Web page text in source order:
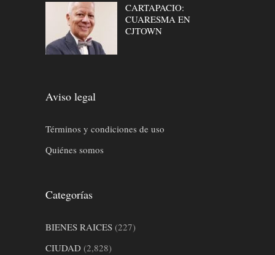
CARTAPACIO:
CUARESMA EN
CJTOWN
Aviso legal
Términos y condiciones de uso
Quiénes somos
Categorías
BIENES RAICES (227)
CIUDAD (2,828)